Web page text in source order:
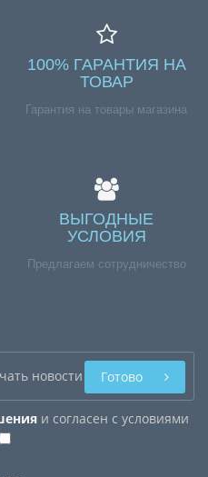
100% ГАРАНТИЯ НА
ТОВАР
Гарантия на товары магазина
ВЫГОДНЫЕ
УСЛОВИЯ
Предлагаем сотрудничество
и согласен с условиями
Готово